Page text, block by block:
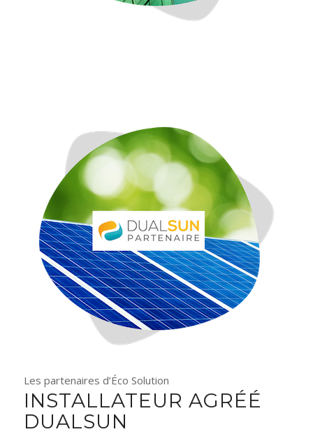
Les partenaires d’Éco Solution
INSTALLATEUR AGRÉÉ
DUALSUN